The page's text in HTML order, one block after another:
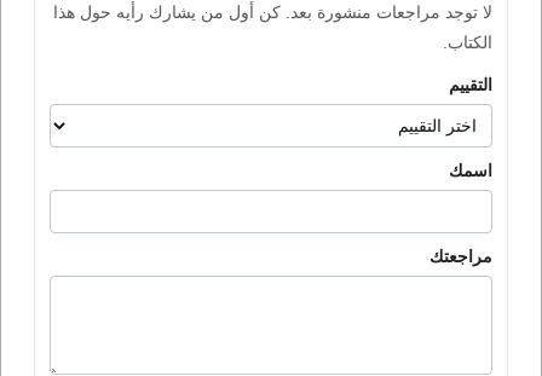
لا توجد مراجعات منشورة بعد. كن أول من يشارك رأيه حول هذا
الكتاب.
التقييم
اسمك
مراجعتك